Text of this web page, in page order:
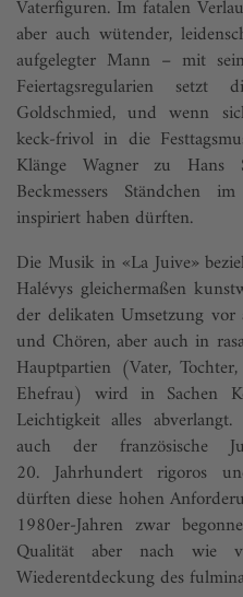
Vaterfiguren. Im fatalen
aber auch wütender,
aufgelegter Mann – mit
Feiertagsregularien
Goldschmied, und wenn
keck-frivol in die
Klänge Wagner zu Hans
Beckmessers Ständchen
inspiriert haben dürften.
Die Musik in «La Juive»
Halévys gleichermaßen
der delikaten Umsetzung vor
und Chören, aber auch in
Hauptpartien (Vater,
Ehefrau) wird in Sachen
Leichtigkeit alles
auch der französische
20. Jahrhundert rigoros
dürften diese hohen
1980er-Jahren zwar
Qualität aber nach wie
Wiederentdeckung des